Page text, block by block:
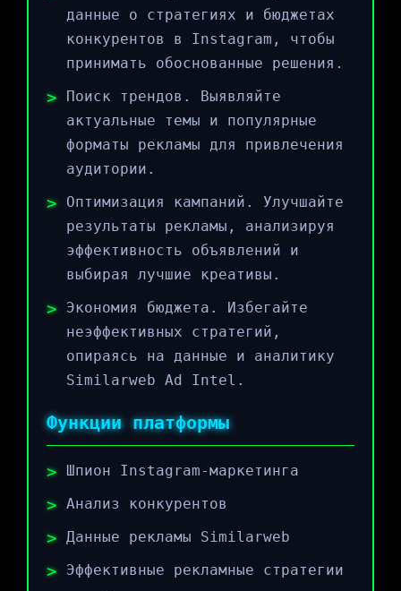
данные о стратегиях и бюджетах
конкурентов в Instagram, чтобы
принимать обоснованные решения.
Поиск трендов. Выявляйте
актуальные темы и популярные
форматы рекламы для привлечения
аудитории.
Оптимизация кампаний. Улучшайте
результаты рекламы, анализируя
эффективность объявлений и
выбирая лучшие креативы.
Экономия бюджета. Избегайте
неэффективных стратегий,
опираясь на данные и аналитику
Similarweb Ad Intel.
Функции платформы
Шпион Instagram-маркетинга
Анализ конкурентов
Данные рекламы Similarweb
Эффективные рекламные стратегии